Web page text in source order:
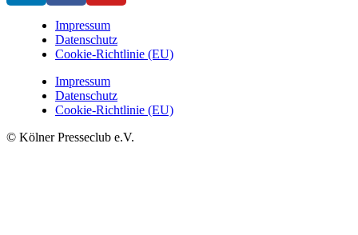
Impressum
Datenschutz
Cookie-Richtlinie (EU)
Impressum
Datenschutz
Cookie-Richtlinie (EU)
© Kölner Presseclub e.V.